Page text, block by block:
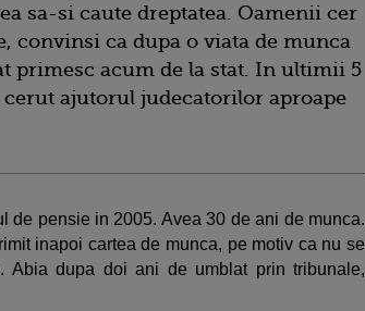
sa-si caute dreptatea. Oamenii cer
convinsi ca dupa o viata de munca
primesc acum de la stat. In ultimii 5
ajutorul judecatorilor aproape
de pensie in 2005. Avea 30 de ani de munca.
inapoi cartea de munca, pe motiv ca nu se
Abia dupa doi ani de umblat prin tribunale,